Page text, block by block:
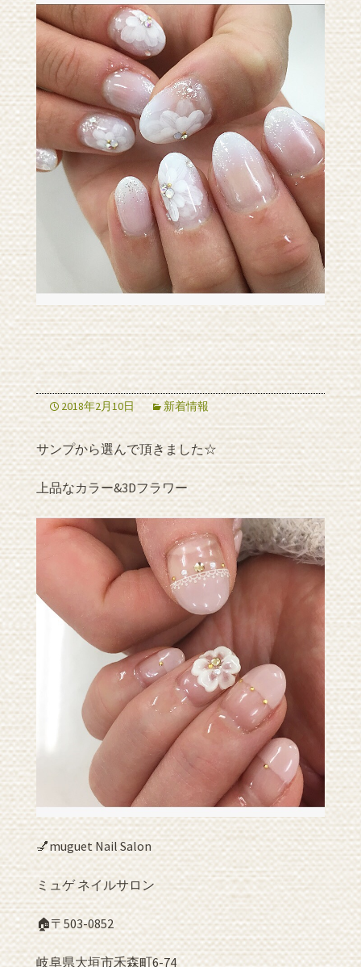
2018年2月10日 新着情報
サンプから選んで頂きました☆
上品なカラー&3Dフラワー
💅muguet Nail Salon
ミュゲ ネイルサロン
🏠〒503-0852
岐阜県大垣市禾森町6-74